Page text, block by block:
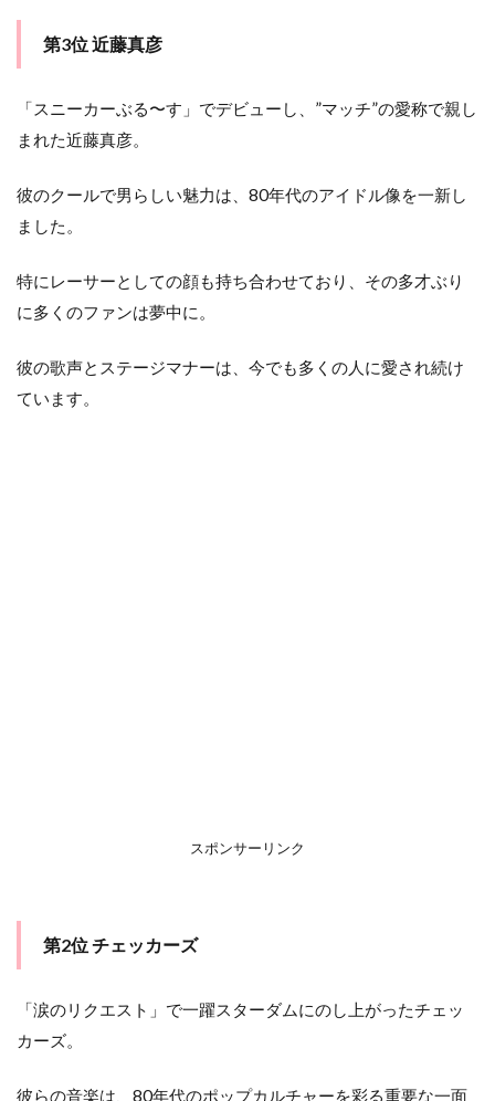
第3位 近藤真彦
「スニーカーぶる〜す」でデビューし、”マッチ”の愛称で親し
まれた近藤真彦。
彼のクールで男らしい魅力は、80年代のアイドル像を一新し
ました。
特にレーサーとしての顔も持ち合わせており、その多才ぶり
に多くのファンは夢中に。
彼の歌声とステージマナーは、今でも多くの人に愛され続け
ています。
スポンサーリンク
第2位 チェッカーズ
「涙のリクエスト」で一躍スターダムにのし上がったチェッ
カーズ。
彼らの音楽は、80年代のポップカルチャーを彩る重要な一面